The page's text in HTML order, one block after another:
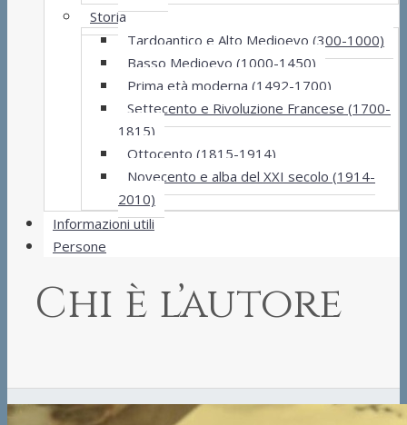
Storia
Tardoantico e Alto Medioevo (300-1000)
Basso Medioevo (1000-1450)
Prima età moderna (1492-1700)
Settecento e Rivoluzione Francese (1700-
1815)
Ottocento (1815-1914)
Novecento e alba del XXI secolo (1914-
2010)
Informazioni utili
Persone
Chi è l’autore